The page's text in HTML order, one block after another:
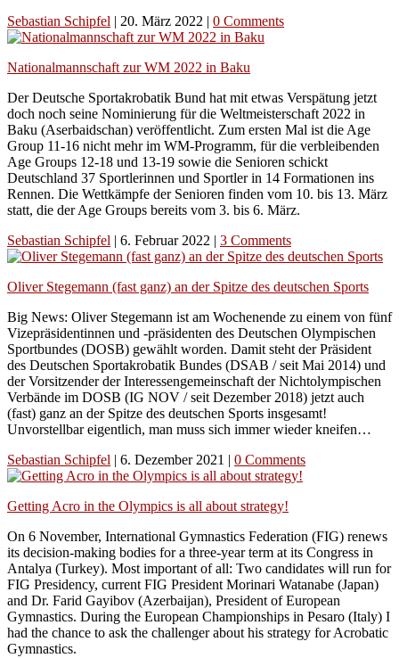
Sebastian Schipfel | 20. März 2022 | 0 Comments
Nationalmannschaft zur WM 2022 in Baku
Der Deutsche Sportakrobatik Bund hat mit etwas Verspätung jetzt
doch noch seine Nominierung für die Weltmeisterschaft 2022 in
Baku (Aserbaidschan) veröffentlicht. Zum ersten Mal ist die Age
Group 11-16 nicht mehr im WM-Programm, für die verbleibenden
Age Groups 12-18 und 13-19 sowie die Senioren schickt
Deutschland 37 Sportlerinnen und Sportler in 14 Formationen ins
Rennen. Die Wettkämpfe der Senioren finden vom 10. bis 13. März
statt, die der Age Groups bereits vom 3. bis 6. März.
Sebastian Schipfel | 6. Februar 2022 | 3 Comments
Oliver Stegemann (fast ganz) an der Spitze des deutschen Sports
Big News: Oliver Stegemann ist am Wochenende zu einem von fünf
Vizepräsidentinnen und -präsidenten des Deutschen Olympischen
Sportbundes (DOSB) gewählt worden. Damit steht der Präsident
des Deutschen Sportakrobatik Bundes (DSAB / seit Mai 2014) und
der Vorsitzender der Interessengemeinschaft der Nichtolympischen
Verbände im DOSB (IG NOV / seit Dezember 2018) jetzt auch
(fast) ganz an der Spitze des deutschen Sports insgesamt!
Unvorstellbar eigentlich, man muss sich immer wieder kneifen…
Sebastian Schipfel | 6. Dezember 2021 | 0 Comments
Getting Acro in the Olympics is all about strategy!
On 6 November, International Gymnastics Federation (FIG) renews
its decision-making bodies for a three-year term at its Congress in
Antalya (Turkey). Most important of all: Two candidates will run for
FIG Presidency, current FIG President Morinari Watanabe (Japan)
and Dr. Farid Gayibov (Azerbaijan), President of European
Gymnastics. During the European Championships in Pesaro (Italy) I
had the chance to ask the challenger about his strategy for Acrobatic
Gymnastics.